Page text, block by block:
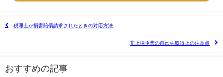
税理士が損害賠償請求されたときの対応方法
非上場企業の自己株取得上の注意点
おすすめの記事